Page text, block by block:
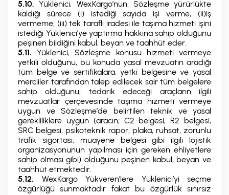
5.10. Yüklenici, WexKargo’nun, Sözleşme yürürlükte
kaldığı sürece (i) istediği sayıda işi verme, (ii)iş
vermeme, (iii) tek taraflı iradesi ile taşıma hizmeti işini
istediği Yüklenici’ye yaptırma hakkına sahip olduğunu
peşinen bildiğini kabul, beyan ve taahhüt eder.
5.11. Yüklenici, Sözleşme konusu hizmeti vermeye
yetkili olduğunu, bu konuda yasal mevzuatın aradığı
tüm belge ve sertifikalara, yetki belgesine ve yasal
merciiler tarafından talep edilecek sair tüm belgelere
sahip olduğunu, tedarik edeceği araçların ilgili
mevzuatlar çerçevesinde taşıma hizmeti vermeye
uygun ve Sözleşme’de belirtilen teknik ve yasal
gerekliliklere uygun (aracın; C2 belgesi, R2 belgesi,
SRC belgesi, psikoteknik rapor, plaka, ruhsat, zorunlu
trafik sigortası, muayene belgesi gibi ilgili lojistik
organizasyonunun yapılması için gereken ehliyetlere
sahip olması gibi) olduğunu peşinen kabul, beyan ve
taahhüt etmektedir.
5.12. WexKargo Yükveren’lere Yüklenici’yi seçme
özgürlüğü sunmaktadır fakat bu özgürlük sınırsız